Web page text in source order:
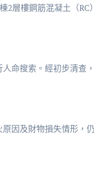
2層樓鋼筋混凝土（RC
命搜索。經初步清查
因及財物損失情形，